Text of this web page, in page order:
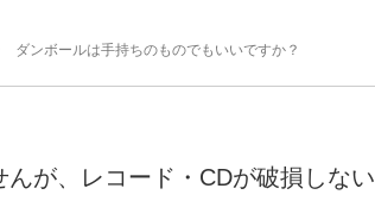
ダンボールは手持ちのものでもいいですか？
んが、レコード・CDが破損しな